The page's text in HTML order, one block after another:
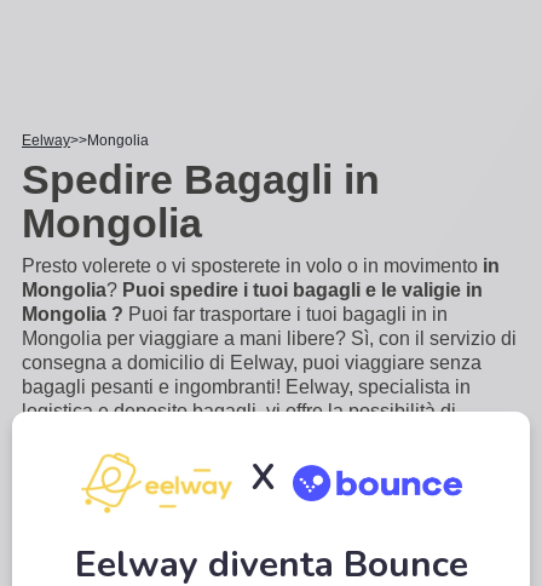
Eelway Mongolia
Spedire Bagagli in
Mongolia
Presto volerete o vi sposterete in volo o in movimento in
Mongolia? Puoi spedire i tuoi bagagli e le valigie in
Mongolia ? Puoi far trasportare i tuoi bagagli in in
Mongolia per viaggiare a mani libere? Sì, con il servizio di
consegna a domicilio di Eelway, puoi viaggiare senza
bagagli pesanti e ingombranti! Eelway, specialista in
logistica e deposito bagagli, vi offre la possibilità di
c'è bisogno di accompagnare i vostri bagagli,
X
Eelway diventa Bounce